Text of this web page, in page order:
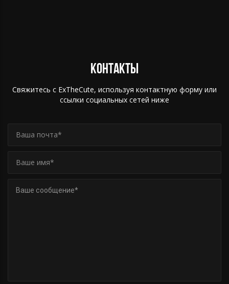
Контакты
Свяжитесь с ExTheCute, используя контактную форму или
ссылки социальных сетей ниже